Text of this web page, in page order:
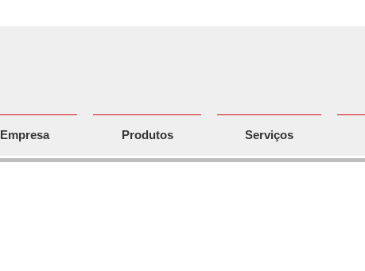
Empresa Produtos Serviços